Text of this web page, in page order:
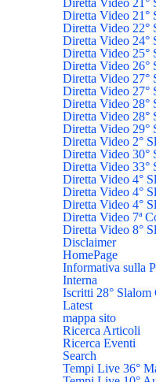
Diretta Video 21°
Diretta Video 22°
Diretta Video 24°
Diretta Video 25°
Diretta Video 26°
Diretta Video 27°
Diretta Video 27°
Diretta Video 28°
Diretta Video 28°
Diretta Video 29°
Diretta Video 2°
Diretta Video 30°
Diretta Video 33°
Diretta Video 4°
Diretta Video 4°
Diretta Video 4°
Diretta Video 7ª
Diretta Video 8°
Disclaimer
HomePage
Informativa sulla
Interna
Iscritti 28° Slalom
Latest
mappa sito
Ricerca Articoli
Ricerca Eventi
Search
Tempi Live 36°